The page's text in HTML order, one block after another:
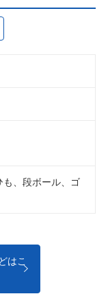
も、段ボール、ゴ
はこ